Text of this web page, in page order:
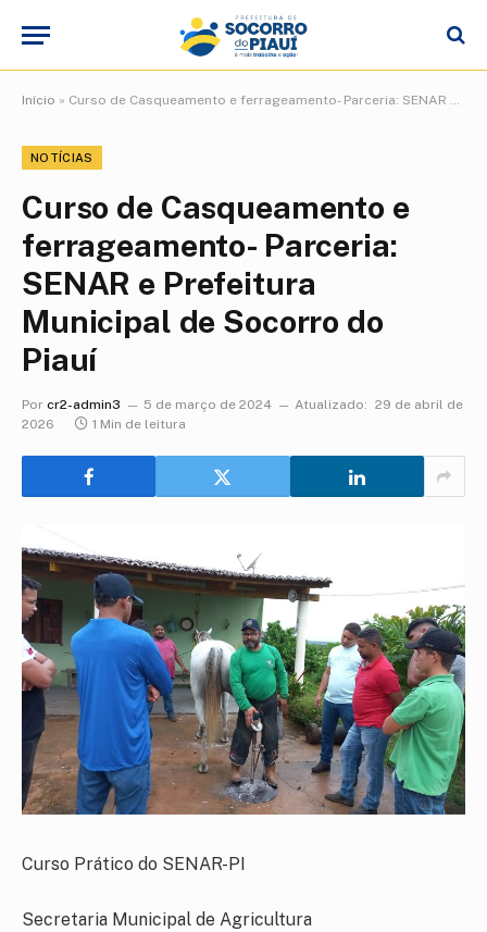
Início » Curso de Casqueamento e ferrageamento- Parceria: SENAR e Prefeitura Municipal de Socorro do Piauí
NOTÍCIAS
Curso de Casqueamento e
ferrageamento- Parceria:
SENAR e Prefeitura
Municipal de Socorro do
Piauí
Por cr2-admin3 5 de março de 2024 Atualizado: 29 de abril de
2026
1 Min de leitura
Curso Prático do SENAR-PI
Secretaria Municipal de Agricultura